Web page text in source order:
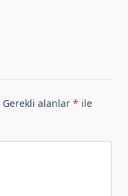
Gerekli alanlar * ile